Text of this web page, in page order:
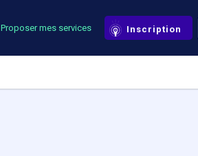
Proposer mes services Inscription